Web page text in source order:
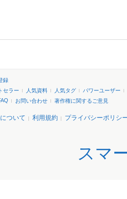
録
セラー 人気資料 人気タグ
パワーユーザー
お問い合わせ 著作権に関するご意見
ついて 利用規約 プライバシーポリシ
スマ